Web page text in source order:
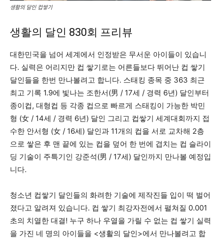
생활의 달인 컵쌓기
생활의 달인 830회 프리뷰
대한민국을 넘어 세계에서 인정받은 무서운 아이들이 있습니
다. 실력은 어리지만 컵 쌓기로는 어른들보다 뛰어난 컵 쌓기
달인들을 한번 만나볼려고 합니다. 스태킹 종목 중 363 최근
최고 기록 1.9에 빛나는 조한서(男 / 17세 / 경력 6년) 달인부터
종이컵, 대형컵 등 각종 컵으로 빠르게 스태킹이 가능한 박민
형 (女 / 14세 / 경력 6년) 달인 그리고 컵쌓기 세계대회까지 접
수한 안서형 (女 / 16세) 달인과 11개의 컵을 서로 교차해 2층
으로 쌓은 후 맨 끝에 있는 컵을 덮어 한 번에 겹치는 컵 슬라이
딩 기술이 주특기인 강준석(男 / 17세) 달인까지 만나볼 예정입
니다.
청소년 컵쌓기 달인들의 화려한 기술에 제작진들 입이 떡 벌어
졌다고 알려져 있습니다. 컵 쌓기 최강자전에서 펼쳐질 0.001
초의 치열한 대결! 누구 하나 우열을 가릴 수 없는 컵 쌓기 실력
을 가진 네 명의 아이들을 <생활의 달인>에서 만나볼려고 합